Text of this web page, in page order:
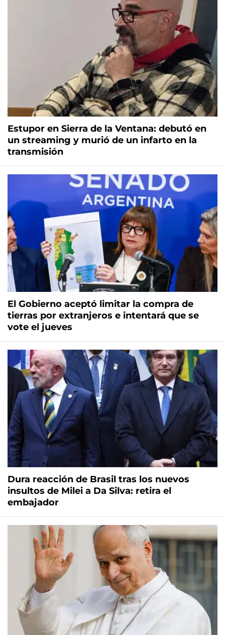
Estupor en Sierra de la Ventana: debutó en
un streaming y murió de un infarto en la
transmisión
El Gobierno aceptó limitar la compra de
tierras por extranjeros e intentará que se
vote el jueves
Dura reacción de Brasil tras los nuevos
insultos de Milei a Da Silva: retira el
embajador